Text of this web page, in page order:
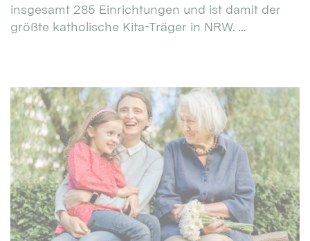
insgesamt 285 Einrichtungen und ist damit der
größte katholische Kita-Träger in NRW. ...